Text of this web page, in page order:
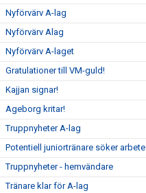
Nyförvärv A-lag
Nyförvärv Alag
Nyförvärv A-laget
Gratulationer till VM-guld!
Kajjan signar!
Ageborg kritar!
Truppnyheter A-lag
Potentiell juniortränare söker arbete
Truppnyheter - hemvändare
Tränare klar för A-lag